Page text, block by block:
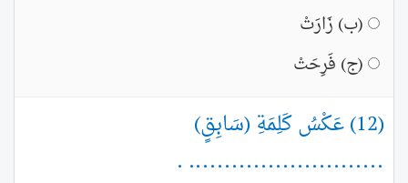
(ب) زَارَتْ
(ج) فَرِحَتْ
(12) عَكْسُ كَلِمَةِ (سَابِقٍ)
........................... .